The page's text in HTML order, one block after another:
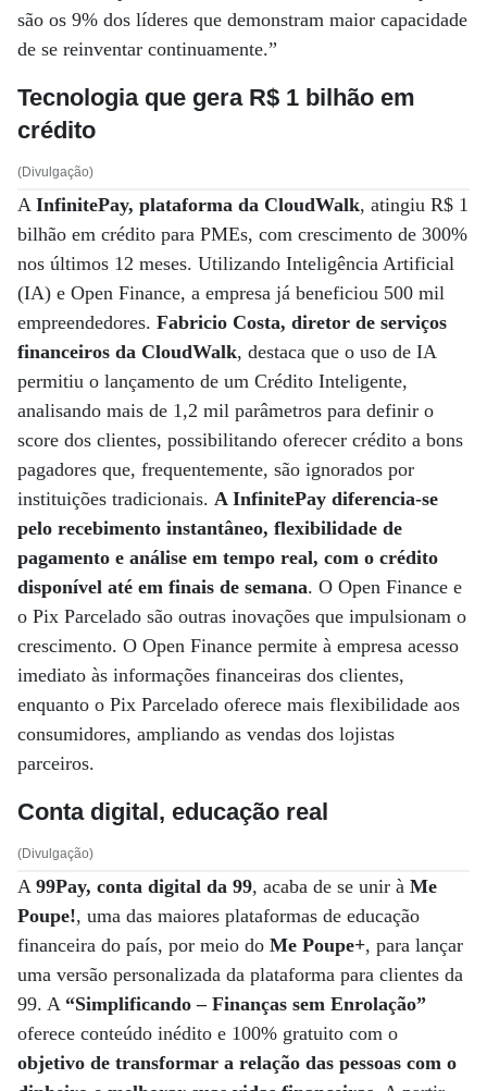
são os 9% dos líderes que demonstram maior capacidade
de se reinventar continuamente.”
Tecnologia que gera R$ 1 bilhão em
crédito
(Divulgação)
A InfinitePay, plataforma da CloudWalk, atingiu R$ 1
bilhão em crédito para PMEs, com crescimento de 300%
nos últimos 12 meses. Utilizando Inteligência Artificial
(IA) e Open Finance, a empresa já beneficiou 500 mil
empreendedores. Fabricio Costa, diretor de serviços
financeiros da CloudWalk, destaca que o uso de IA
permitiu o lançamento de um Crédito Inteligente,
analisando mais de 1,2 mil parâmetros para definir o
score dos clientes, possibilitando oferecer crédito a bons
pagadores que, frequentemente, são ignorados por
instituições tradicionais. A InfinitePay diferencia-se
pelo recebimento instantâneo, flexibilidade de
pagamento e análise em tempo real, com o crédito
disponível até em finais de semana. O Open Finance e
o Pix Parcelado são outras inovações que impulsionam o
crescimento. O Open Finance permite à empresa acesso
imediato às informações financeiras dos clientes,
enquanto o Pix Parcelado oferece mais flexibilidade aos
consumidores, ampliando as vendas dos lojistas
parceiros.
Conta digital, educação real
(Divulgação)
A 99Pay, conta digital da 99, acaba de se unir à Me
Poupe!, uma das maiores plataformas de educação
financeira do país, por meio do Me Poupe+, para lançar
uma versão personalizada da plataforma para clientes da
99. A “Simplificando – Finanças sem Enrolação”
oferece conteúdo inédito e 100% gratuito com o
objetivo de transformar a relação das pessoas com o